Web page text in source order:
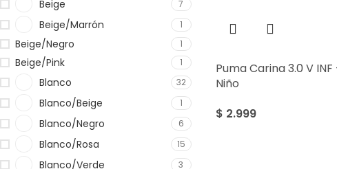
Beige 7
Beige/Marrón 1
Beige/Negro 1
Beige/Pink 1
Blanco 32
Blanco/Beige 1
Blanco/Negro 6
Blanco/Rosa 15
Blanco/Verde 3
Puma Carina 3.0 V
Niño
$ 2.999